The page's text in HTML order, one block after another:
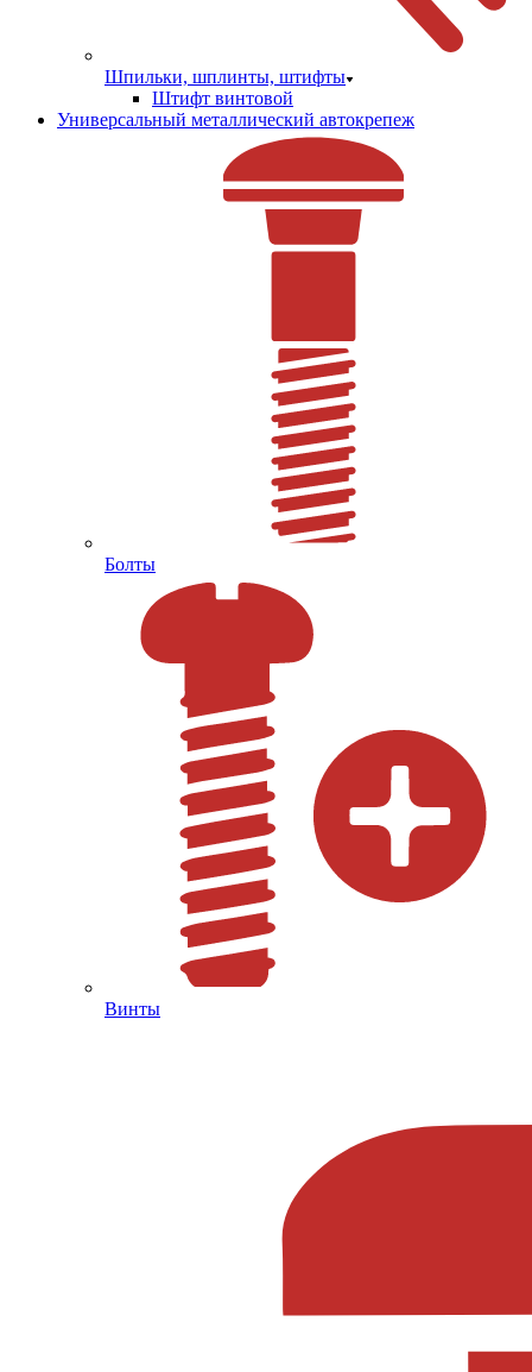
Шпильки, шплинты, штифты
Штифт винтовой
Универсальный металлический автокрепеж
Болты
Винты